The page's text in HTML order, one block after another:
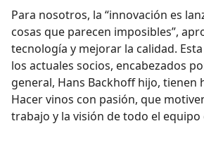
Para nosotros, la “innovación es
cosas que parecen imposibles”,
tecnología y mejorar la calidad.
los actuales socios, encabezados
general, Hans Backhoff hijo, tienen
Hacer vinos con pasión, que
trabajo y la visión de todo el equipo